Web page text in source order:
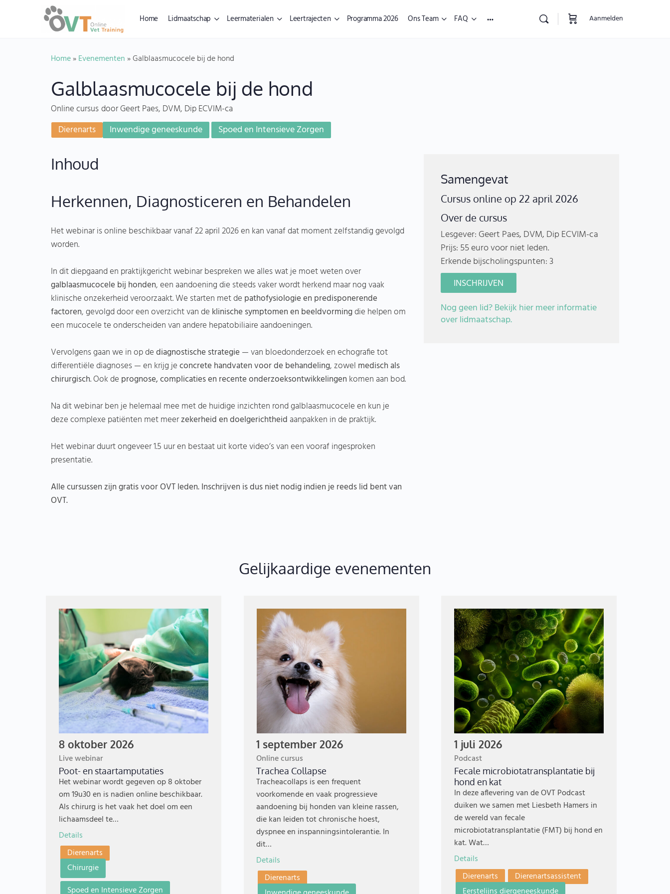
Home Lidmaatschap Leermaterialen Leertrajecten Programma 2026 Ons Team FAQ Aanmelden
Home»Evenementen»Galblaasmucocele bij de hond
Galblaasmucocele bij de hond
Online cursusdoor Geert Paes, DVM, Dip ECVIM-ca
Dierenarts
Inwendige geneeskunde Spoed en Intensieve Zorgen
Inhoud
Herkennen, Diagnosticeren en Behandelen
Het webinar is online beschikbaar vanaf 22 april 2026 en kan vanaf dat moment zelfstandig gevolgd
worden.
In dit diepgaand en praktijkgericht webinar bespreken we alles wat je moet weten over
galblaasmucocele bij honden, een aandoening die steeds vaker wordt herkend maar nog vaak
klinische onzekerheid veroorzaakt. We starten met de pathofysiologie en predisponerende
factoren, gevolgd door een overzicht van de klinische symptomen en beeldvormingdie helpen om
een mucocele te onderscheiden van andere hepatobiliaire aandoeningen.
Vervolgens gaan we in op dediagnostische strategie — van bloedonderzoek en echografie tot
differentiële diagnoses — en krijg jeconcrete handvaten voor de behandeling, zowel medisch als
chirurgisch. Ook de prognose, complicaties en recente onderzoeksontwikkelingen komen aan bod.
Na dit webinar ben je helemaal mee met de huidige inzichten rond galblaasmucocele en kun je
deze complexe patiënten met meerzekerheid en doelgerichtheid aanpakken in de praktijk.
Het webinar duurt ongeveer 1.5 uur en bestaat uit korte video’s van een vooraf ingesproken
presentatie.
Alle cursussen zijn gratis voor OVT leden. Inschrijven is dus niet nodig indien je reeds lid bent van
OVT.
Samengevat
Cursus online op 22 april 2026
Over de cursus
Lesgever: Geert Paes, DVM, Dip ECVIM-ca
Prijs: 55 euro voor niet leden.
Erkende bijscholingspunten: 3
INSCHRIJVEN
Nog geen lid? Bekijk hier meer informatie
over lidmaatschap.
Gelijkaardige evenementen
8 oktober 2026
Live webinar
Poot- en staartamputaties
Het webinar wordt gegeven op 8 oktober
om 19u30 en is nadien online beschikbaar.
Als chirurg is het vaak het doel om een
lichaamsdeel te…
Details
Dierenarts
Chirurgie
Spoed en Intensieve Zorgen
1 september 2026
Online cursus
Trachea Collapse
Tracheacollaps is een frequent
voorkomende en vaak progressieve
aandoening bij honden van kleine rassen,
die kan leiden tot chronische hoest,
dyspnee en inspanningsintolerantie. In
dit…
Details
Dierenarts
1 juli 2026
Podcast
Fecale microbiotatransplantatie bij
hond en kat
In deze aflevering van de OVT Podcast
duiken we samen met Liesbeth Hamers in
de wereld van fecale
microbiotatransplantatie (FMT) bij hond en
kat. Wat…
Details
Dierenarts
Dierenartsassistent